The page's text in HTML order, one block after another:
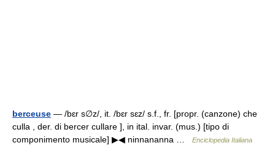
berceuse — /bɛr s∅z/, it. /bɛr sɛz/ s.f., fr. [propr. (canzone) che
culla , der. di bercer cullare ], in ital. invar. (mus.) [tipo di
componimento musicale] ▶◀ ninnananna …
Enciclopedia Italiana